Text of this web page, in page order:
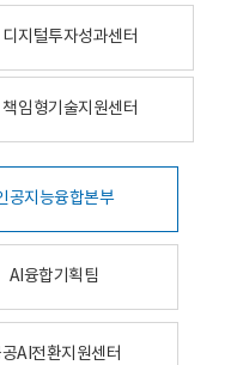
디지털투자성과센터
책임형기술지원센터
공지능융합본부
AI융합기획팀
AI전환지원센터